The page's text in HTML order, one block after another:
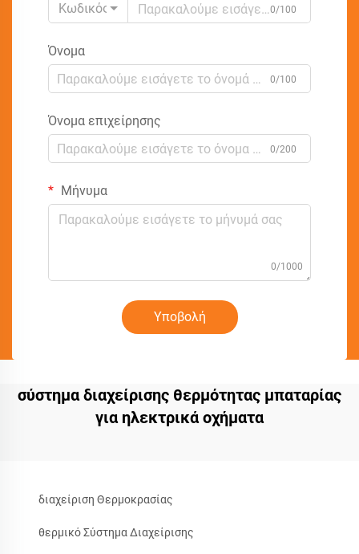
Κωδικός
0/100
Όνομα
0/100
Όνομα επιχείρησης
0/200
Μήνυμα
0/1000
Υποβολή
σύστημα διαχείρισης θερμότητας μπαταρίας
για ηλεκτρικά οχήματα
διαχείριση Θερμοκρασίας
θερμικό Σύστημα Διαχείρισης